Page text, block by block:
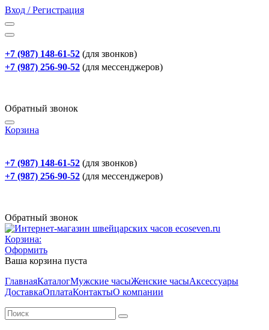
Вход / Регистрация
+7 (987) 148-61-52 (для звонков)
+7 (987) 256-90-52 (для мессенджеров)
Обратный звонок
Корзина
+7 (987) 148-61-52 (для звонков)
+7 (987) 256-90-52 (для мессенджеров)
Обратный звонок
Корзина:
Оформить
Ваша корзина пуста
ГлавнаяКаталогМужские часыЖенские часыАксессуары
ДоставкаОплатаКонтактыО компании